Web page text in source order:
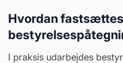
Hvordan
I praksis udarbejdes